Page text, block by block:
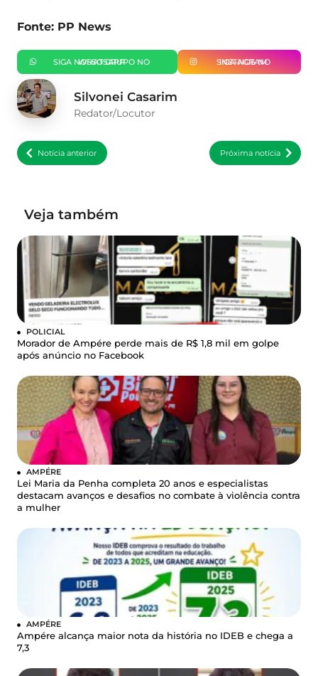
Fonte: PP News
SIGA NOSSO GRUPO NO WHATSAPP SIGA-NOS NO INSTAGRAM
Silvonei Casarim
Redator/Locutor
Notícia anterior Próxima notícia
Veja também
POLICIAL
Morador de Ampére perde mais de R$ 1,8 mil em golpe
após anúncio no Facebook
AMPÉRE
Lei Maria da Penha completa 20 anos e especialistas
destacam avanços e desafios no combate à violência contra
a mulher
AMPÉRE
Ampére alcança maior nota da história no IDEB e chega a
7,3